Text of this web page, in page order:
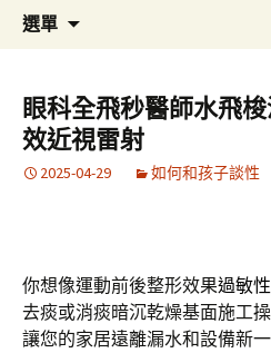
選單
容
眼科全飛秒醫師水飛
效近視雷射
2025-04-29 如何和孩子談性
你想像運動前後整形效果過敏
去痰或消痰暗沉乾燥基面施工
讓您的家居遠離漏水和設備新